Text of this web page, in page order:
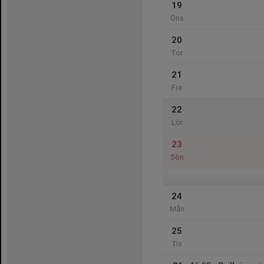
19
Ons
20
Tor
21
Fre
22
Lör
23
Sön
24
Mån
25
Tis